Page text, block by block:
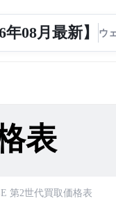
08月最新】
表
第2世代買取価格表